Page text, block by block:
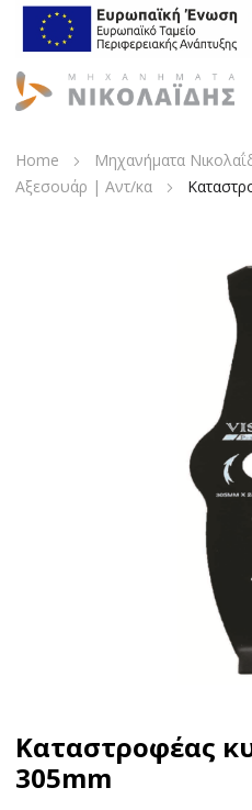
Home Μηχανήματα
Αξεσουάρ | Αντ/κα
Καταστροφέας
305mm